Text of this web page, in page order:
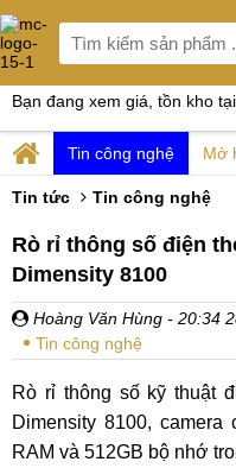
Bạn đang xem giá, tồn kho
Tin công nghệ Mở
Tin tức Tin công nghệ
Rò rỉ thông số điện
Dimensity 8100
Hoàng Văn Hùng - 20:34
Tin công nghệ
Rò rỉ thông số kỹ thuật
Dimensity 8100, camera
RAM và 512GB bộ nhớ